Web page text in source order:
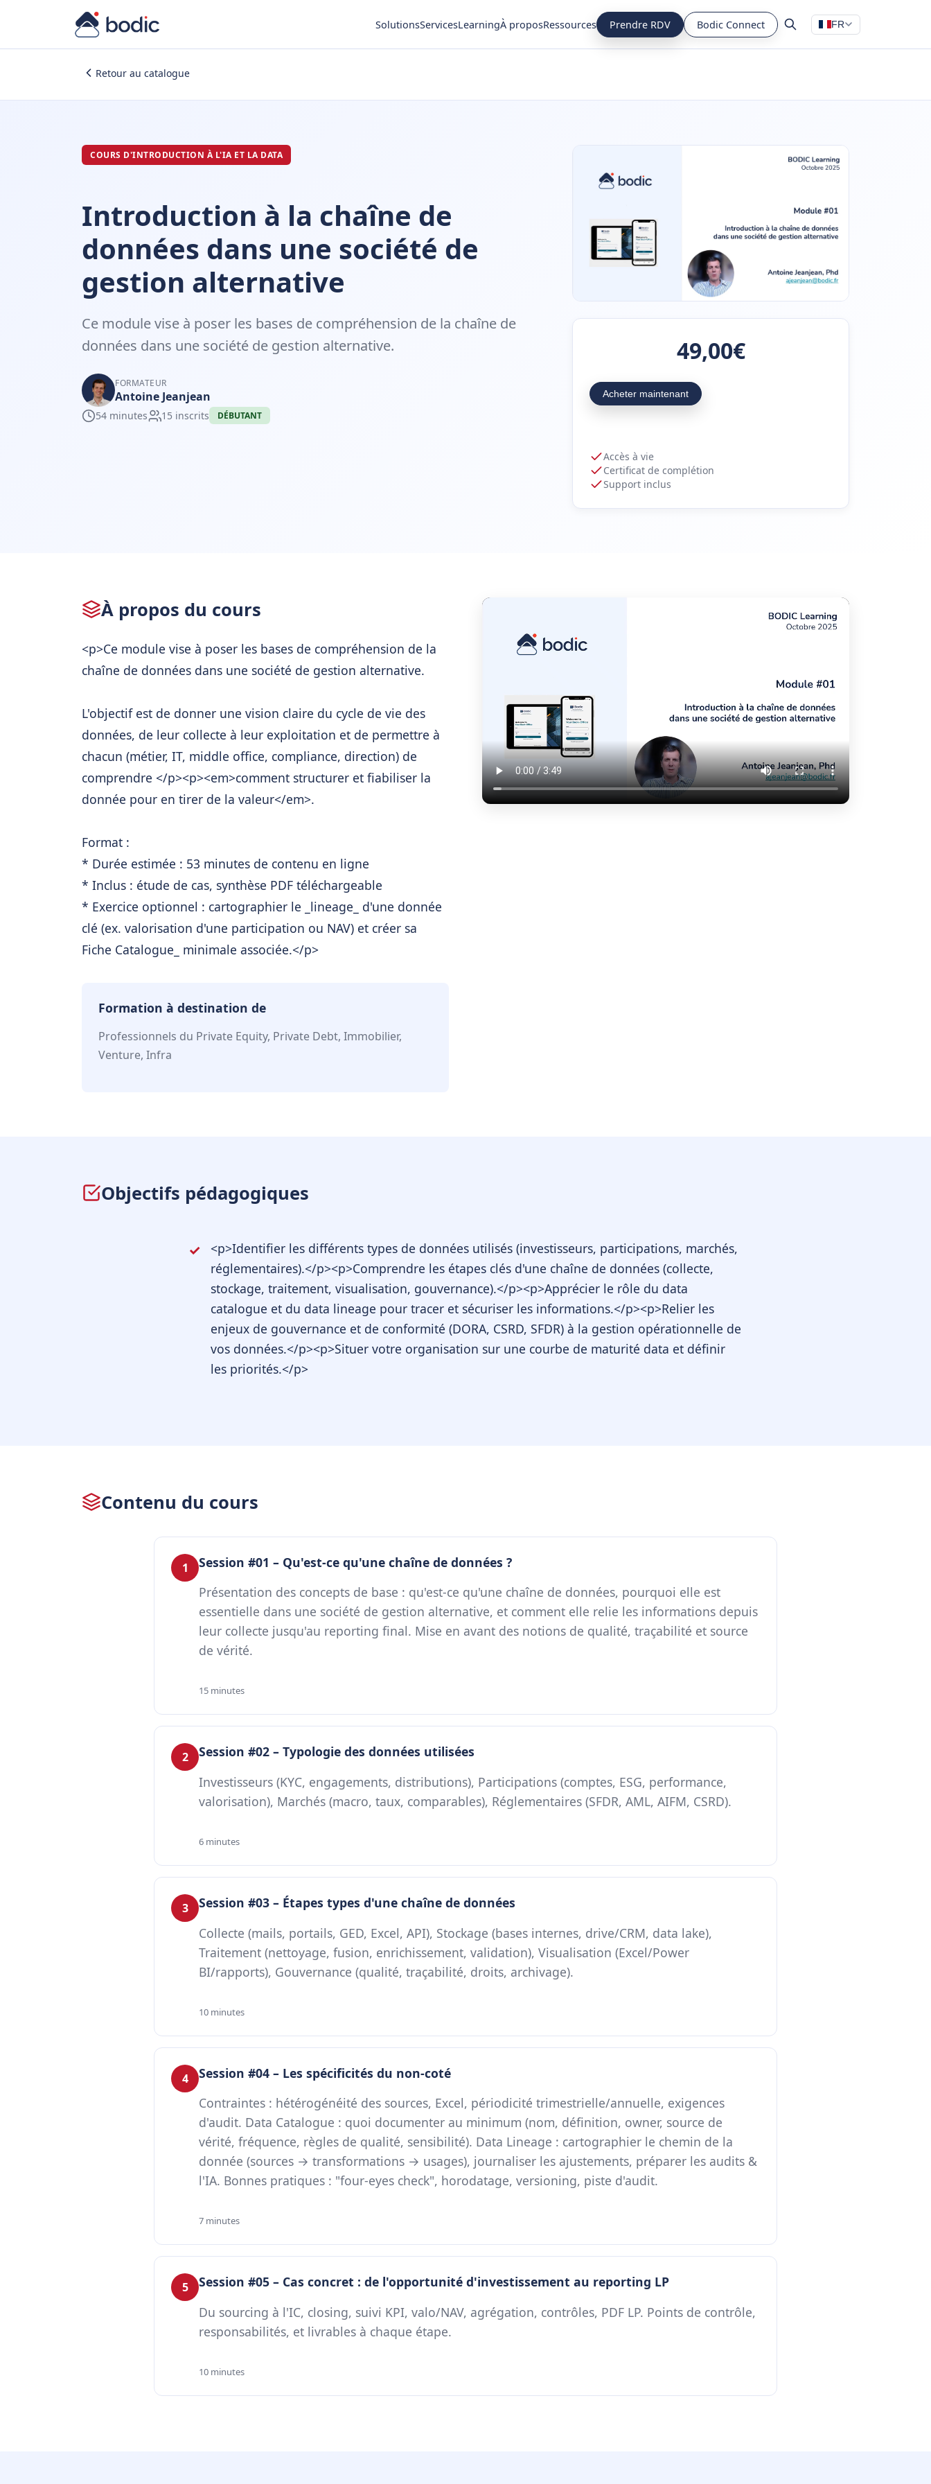
SolutionsServicesLearningÀ proposRessources Prendre RDV Bodic Connect FR
Retour au catalogue
COURS D'INTRODUCTION À L'IA ET LA DATA
Introduction à la chaîne de
données dans une société de
gestion alternative
Ce module vise à poser les bases de compréhension de la chaîne de
données dans une société de gestion alternative.
FORMATEUR
Antoine Jeanjean
54 minutes 15 inscrits DÉBUTANT
49,00€
Acheter maintenant
Accès à vie
Certificat de complétion
Support inclus
À propos du cours
<p>Ce module vise à poser les bases de compréhension de la
chaîne de données dans une société de gestion alternative.
L'objectif est de donner une vision claire du cycle de vie des
données, de leur collecte à leur exploitation et de permettre à
chacun (métier, IT, middle office, compliance, direction) de
comprendre </p><p><em>comment structurer et fiabiliser la
donnée pour en tirer de la valeur</em>.
Format :
* Durée estimée : 53 minutes de contenu en ligne
* Inclus : étude de cas, synthèse PDF téléchargeable
* Exercice optionnel : cartographier le _lineage_ d'une donnée
clé (ex. valorisation d'une participation ou NAV) et créer sa
Fiche Catalogue_ minimale associée.</p>
Formation à destination de
Professionnels du Private Equity, Private Debt, Immobilier,
Venture, Infra
Objectifs pédagogiques
<p>Identifier les différents types de données utilisés (investisseurs, participations, marchés,
réglementaires).</p><p>Comprendre les étapes clés d'une chaîne de données (collecte,
stockage, traitement, visualisation, gouvernance).</p><p>Apprécier le rôle du data
catalogue et du data lineage pour tracer et sécuriser les informations.</p><p>Relier les
enjeux de gouvernance et de conformité (DORA, CSRD, SFDR) à la gestion opérationnelle de
vos données.</p><p>Situer votre organisation sur une courbe de maturité data et définir
les priorités.</p>
Contenu du cours
1
Session #01 – Qu'est-ce qu'une chaîne de données ?
Présentation des concepts de base : qu'est-ce qu'une chaîne de données, pourquoi elle est
essentielle dans une société de gestion alternative, et comment elle relie les informations depuis
leur collecte jusqu'au reporting final. Mise en avant des notions de qualité, traçabilité et source
de vérité.
15 minutes
2
Session #02 – Typologie des données utilisées
Investisseurs (KYC, engagements, distributions), Participations (comptes, ESG, performance,
valorisation), Marchés (macro, taux, comparables), Réglementaires (SFDR, AML, AIFM, CSRD).
6 minutes
3
Session #03 – Étapes types d'une chaîne de données
Collecte (mails, portails, GED, Excel, API), Stockage (bases internes, drive/CRM, data lake),
Traitement (nettoyage, fusion, enrichissement, validation), Visualisation (Excel/Power
BI/rapports), Gouvernance (qualité, traçabilité, droits, archivage).
10 minutes
4
Session #04 – Les spécificités du non-coté
Contraintes : hétérogénéité des sources, Excel, périodicité trimestrielle/annuelle, exigences
d'audit. Data Catalogue : quoi documenter au minimum (nom, définition, owner, source de
vérité, fréquence, règles de qualité, sensibilité). Data Lineage : cartographier le chemin de la
donnée (sources → transformations → usages), journaliser les ajustements, préparer les audits &
l'IA. Bonnes pratiques : "four-eyes check", horodatage, versioning, piste d'audit.
7 minutes
5
Session #05 – Cas concret : de l'opportunité d'investissement au reporting LP
Du sourcing à l'IC, closing, suivi KPI, valo/NAV, agrégation, contrôles, PDF LP. Points de contrôle,
responsabilités, et livrables à chaque étape.
10 minutes